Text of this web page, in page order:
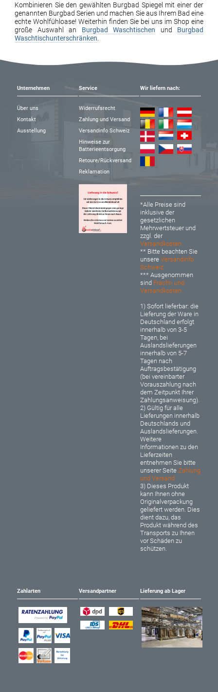
Kombinieren Sie den gewählten Burgbad Spiegel mit einer der
genannten Burgbad Serien und machen Sie aus Ihrem Bad eine
echte Wohlfühloase! Weiterhin finden Sie bei uns im Shop eine
große Auswahl an Burgbad Waschtischen und Burgbad
Waschtischunterschränken
Unternehmen
Über uns
Kontakt
Ausstellung
Service
Widerrufsrecht
Zahlung und Versand
Versandinfo Schweiz
Hinweise zur
Batterieentsorgung
Retoure/Rückversand
Reklamation
Wir liefern nach:
*Alle Preise sind
inklusive der
gesetzlichen
Mehrwertsteuer und
zzgl. der
Versandkosten
** Bitte beachten Sie
unsereVersandinfo
Schweiz
*** Ausgenommen
sind Fracht- und
Versandkosten
1) Sofort lieferbar: die
Lieferung der Ware in
Deutschland erfolgt
innerhalb von 3-5
Tagen, bei
Auslandslieferungen
innerhalb von 5-7
Tagen nach
Auftragsbestätigung
(bei vereinbarter
Vorauszahlung nach
dem Zeitpunkt Ihrer
Zahlungsanweisung).
2) Gültig für alle
Lieferungen innerhalb
Deutschlands und
Auslandslieferungen.
Weitere
Informationen zu den
Lieferzeiten
entnehmen Sie bitte
unserer SeiteZahlung
und Versand
3) Dieses Produkt
kann Ihnen ohne
Originalverpackung
geliefert werden. Dies
dient dazu, das
Produkt während des
Transports zu Ihnen
vor Schäden zu
schützen.
Zahlarten Versandpartner Lieferung ab Lager